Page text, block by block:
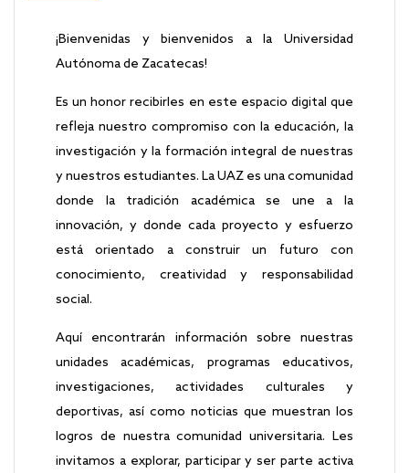
¡Bienvenidas y bienvenidos a la Universidad
Autónoma de Zacatecas!
Es un honor recibirles en este espacio digital que
refleja nuestro compromiso con la educación, la
investigación y la formación integral de nuestras
y nuestros estudiantes. La UAZ es una comunidad
donde la tradición académica se une a la
innovación, y donde cada proyecto y esfuerzo
está orientado a construir un futuro con
conocimiento, creatividad y responsabilidad
social.
Aquí encontrarán información sobre nuestras
unidades académicas, programas educativos,
investigaciones, actividades culturales y
deportivas, así como noticias que muestran los
logros de nuestra comunidad universitaria. Les
invitamos a explorar, participar y ser parte activa